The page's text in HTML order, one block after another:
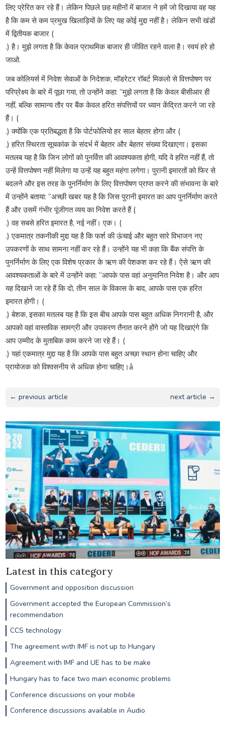
लिए प्रेरित कर रहे हैं। लेकिन पिछले छह महीनों में बाजार ने हमें जो दिखाया वह यह
है कि कम से कम प्रमुख खिलाड़ियों के लिए यह कोई मुद्दा नहीं है। लेकिन सभी खंडों
में द्वितीयक बाजार (
.) है। मुझे लगता है कि केवल प्राथमिक बाजार ही जीवित रहने वाला है। स्वयं हरे हो
जाओ.
जब कोलियर्स में निवेश सेवाओं के निदेशक, मॉडरेटर रॉबर्ट मिकलो से वित्तपोषण पर
परिप्रेक्ष्य के बारे में पूछा गया, तो उन्होंने कहा: “मुझे लगता है कि केवल बीसीआर ही
नहीं, बल्कि सामान्य तौर पर बैंक केवल हरित संपत्तियों पर ध्यान केंद्रित करने जा रहे
हैं। (
.) क्योंकि एक प्रतिबद्धता है कि पोर्टफोलियो हर साल बेहतर होगा और (
.) हरित स्थिरता सूचकांक के संदर्भ में बेहतर और बेहतर संख्या दिखाएगा। इसका
मतलब यह है कि जिन लोगों को पुनर्वित्त की आवश्यकता होगी, यदि वे हरित नहीं हैं, तो
उन्हें वित्तपोषण नहीं मिलेगा या उन्हें यह बहुत महंगा लगेगा। पुरानी इमारतों को फिर से
बदलने और इस तरह के पुनर्निर्माण के लिए वित्तपोषण प्राप्त करने की संभावना के बारे
में उन्होंने बताया: “अच्छी खबर यह है कि जिस पुरानी इमारत का आप पुनर्निर्माण करते
हैं और उसमें गंभीर पूंजीगत व्यय का निवेश करते हैं (
.) वह सबसे हरित इमारत है, नई नहीं। एक। (
.) एकमात्र तकनीकी मुद्दा यह है कि फर्श की ऊंचाई और बहुत सारे विभाजन नए
उपकरणों के साथ सामना नहीं कर रहे हैं। उन्होंने यह भी कहा कि बैंक संपत्ति के
पुनर्निर्माण के लिए एक विशेष प्रकार के ऋण की पेशकश कर रहे हैं। ऐसे ऋण की
आवश्यकताओं के बारे में उन्होंने कहा: “आपके पास वहां अनुमानित निवेश है। और आप
यह दिखाने जा रहे हैं कि दो, तीन साल के विकास के बाद, आपके पास एक हरित
इमारत होगी। (
.) बेशक, इसका मतलब यह है कि इस बीच आपके पास बहुत अधिक निगरानी है, और
आपको वहां वास्तविक सामग्री और उपकरण तैनात करने होंगे जो यह दिखाएंगे कि
आप उम्मीद के मुताबिक काम करने जा रहे हैं। (
.) यहां एकमात्र मुद्दा यह है कि आपके पास बहुत अच्छा स्थान होना चाहिए और
प्रायोजक को विश्वसनीय से अधिक होना चाहिए।â
← previous article next article →
Latest in this category
Government and opposition discussion
Government accepted the European Commission’s
recommendation
CCS technology
The agreement with IMF is not up to Hungary
Agreement with IMF and UE has to be make
Hungary has to face two main economic problems
Conference discussions on your mobile
Conference discussions available in Audio